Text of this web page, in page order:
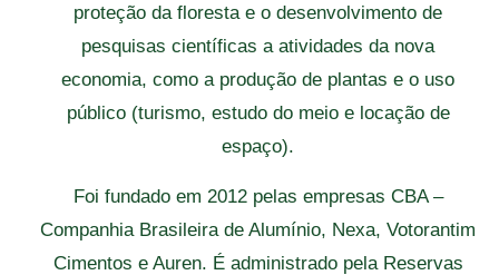
proteção da floresta e o desenvolvimento de
pesquisas científicas a atividades da nova
economia, como a produção de plantas e o uso
público (turismo, estudo do meio e locação de
espaço).
Foi fundado em 2012 pelas empresas CBA –
Companhia Brasileira de Alumínio, Nexa, Votorantim
Cimentos e Auren. É administrado pela Reservas